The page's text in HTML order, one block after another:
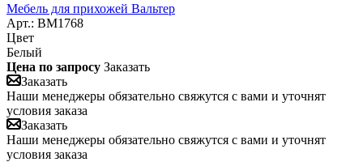
Мебель для прихожей Вальтер
Арт.: BM1768
Цвет
Белый
Цена по запросу Заказать
Заказать
Наши менеджеры обязательно свяжутся с вами и уточнят
условия заказа
Заказать
Наши менеджеры обязательно свяжутся с вами и уточнят
условия заказа